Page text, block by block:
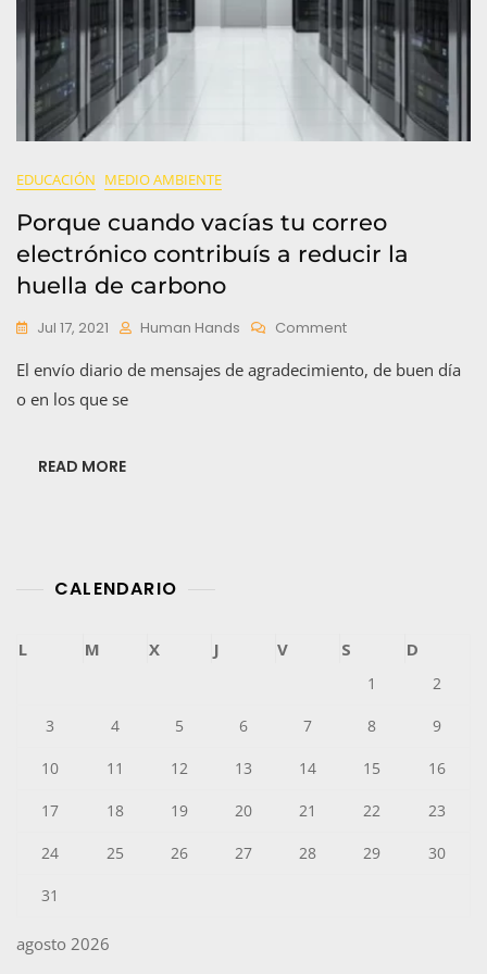
EDUCACIÓN MEDIO AMBIENTE
Porque cuando vacías tu correo
electrónico contribuís a reducir la
huella de carbono
Jul 17, 2021 Human Hands CommentOn
Cuando
El envío diario de mensajes de agradecimiento, de buen día
o en los que se
READ MORE
CALENDARIO
agosto 2026
L M X J V S D
1 2
3 4 5 6 7 8 9
10 11 12 13 14 15 16
17 18 19 20 21 22 23
24 25 26 27 28 29 30
31